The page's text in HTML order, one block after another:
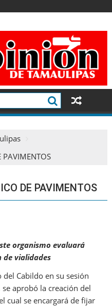
PAVIMENTOS
DE PAVIMENTOS
organismo evaluará
de vialidades
del Cabildo en su sesión
aprobó la creación del
cual se encargará de fijar